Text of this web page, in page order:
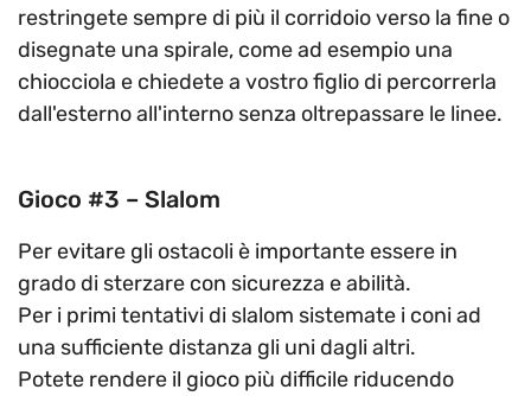
restringete sempre di più il corridoio verso la fine o
disegnate una spirale, come ad esempio una
chiocciola e chiedete a vostro figlio di percorrerla
dall'esterno all'interno senza oltrepassare le linee.
Gioco #3 – Slalom
Per evitare gli ostacoli è importante essere in
grado di sterzare con sicurezza e abilità.
Per i primi tentativi di slalom sistemate i coni ad
una sufficiente distanza gli uni dagli altri.
Potete rendere il gioco più difficile riducendo